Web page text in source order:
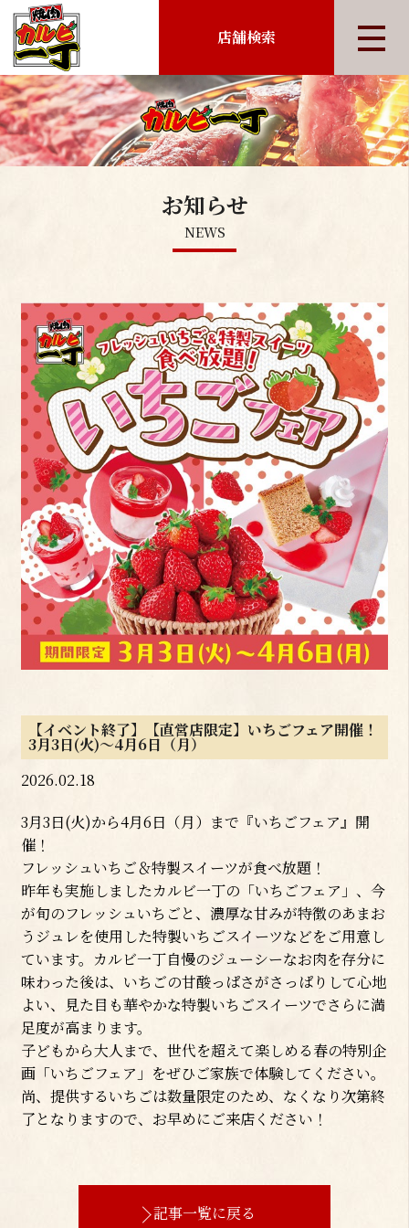
店舗検索
お知らせ
NEWS
2026.02.18
【イベント終了】【直営店限定】いちごフェア開催！
3月3日(火)～4月6日（月）
3月3日(火)から4月6日（月）まで『いちごフェア』開
催！
フレッシュいちご＆特製スイーツが食べ放題！
昨年も実施しましたカルビ一丁の「いちごフェア」、今
が旬のフレッシュいちごと、濃厚な甘みが特徴のあまお
うジュレを使用した特製いちごスイーツなどをご用意し
ています。カルビ一丁自慢のジューシーなお肉を存分に
味わった後は、いちごの甘酸っぱさがさっぱりして心地
よい、見た目も華やかな特製いちごスイーツでさらに満
足度が高まります。
子どもから大人まで、世代を超えて楽しめる春の特別企
画「いちごフェア」をぜひご家族で体験してください。
尚、提供するいちごは数量限定のため、なくなり次第終
了となりますので、お早めにご来店ください！
記事一覧に戻る